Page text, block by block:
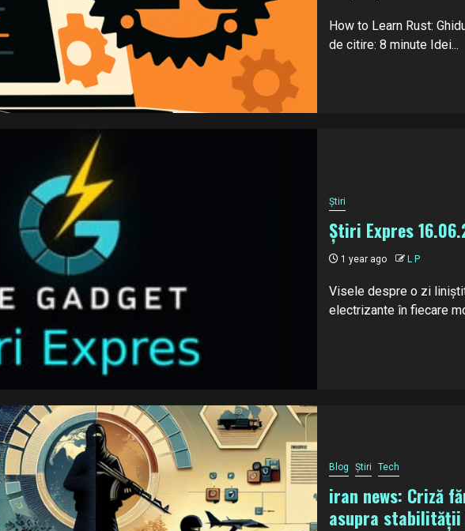
How to Learn Rust:
de citire: 8 minute Idei...
Știri
Știri Expres
1 year ago L P
Visele despre o zi
electrizante în fiecare
Blog Știri Tech
iran news: Criză
asupra stabilității